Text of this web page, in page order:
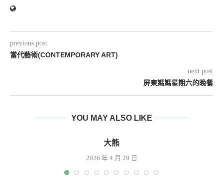
previous post
當代藝術(CONTEMPORARY ART)
next post
屏東媽媽星期六的晚餐
YOU MAY ALSO LIKE
大熊
2026 年 4 月 29 日